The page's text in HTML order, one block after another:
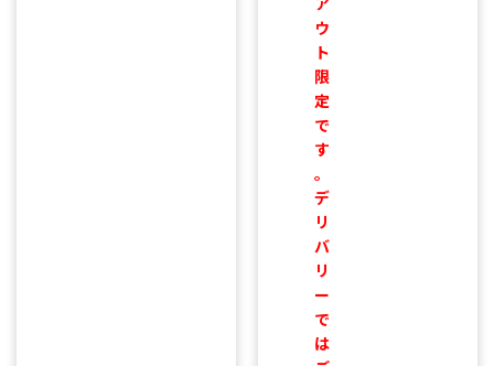
ウ
ト
限
定
で
す
。
デ
リ
バ
リ
ー
で
は